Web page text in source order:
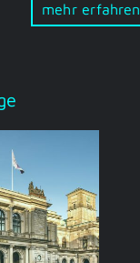
mehr erfahren